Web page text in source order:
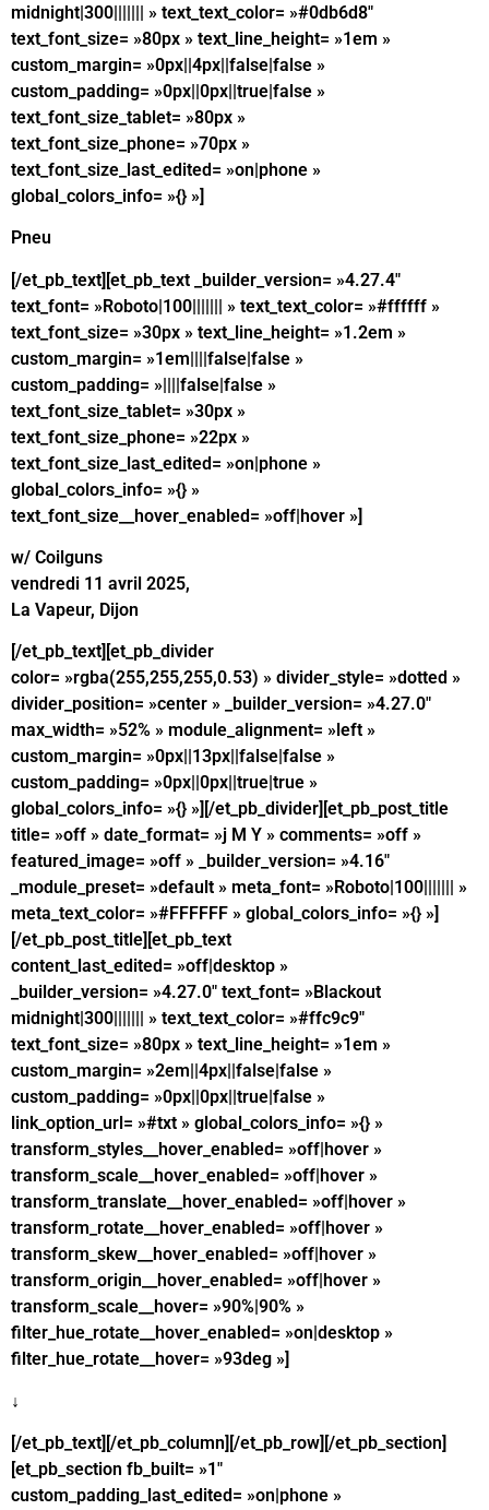
midnight|300||||||| » text_text_color= »#0db6d8″
text_font_size= »80px » text_line_height= »1em »
custom_margin= »0px||4px||false|false »
custom_padding= »0px||0px||true|false »
text_font_size_tablet= »80px »
text_font_size_phone= »70px »
text_font_size_last_edited= »on|phone »
global_colors_info= »{} »]
Pneu
[/et_pb_text][et_pb_text _builder_version= »4.27.4″
text_font= »Roboto|100||||||| » text_text_color= »#ffffff »
text_font_size= »30px » text_line_height= »1.2em »
custom_margin= »1em||||false|false »
custom_padding= »||||false|false »
text_font_size_tablet= »30px »
text_font_size_phone= »22px »
text_font_size_last_edited= »on|phone »
global_colors_info= »{} »
text_font_size__hover_enabled= »off|hover »]
w/ Coilguns
vendredi 11 avril 2025,
La Vapeur, Dijon
[/et_pb_text][et_pb_divider
color= »rgba(255,255,255,0.53) » divider_style= »dotted »
divider_position= »center » _builder_version= »4.27.0″
max_width= »52% » module_alignment= »left »
custom_margin= »0px||13px||false|false »
custom_padding= »0px||0px||true|true »
global_colors_info= »{} »][/et_pb_divider][et_pb_post_title
title= »off » date_format= »j M Y » comments= »off »
featured_image= »off » _builder_version= »4.16″
_module_preset= »default » meta_font= »Roboto|100||||||| »
meta_text_color= »#FFFFFF » global_colors_info= »{} »]
[/et_pb_post_title][et_pb_text
content_last_edited= »off|desktop »
_builder_version= »4.27.0″ text_font= »Blackout
midnight|300||||||| » text_text_color= »#ffc9c9″
text_font_size= »80px » text_line_height= »1em »
custom_margin= »2em||4px||false|false »
custom_padding= »0px||0px||true|false »
link_option_url= »#txt » global_colors_info= »{} »
transform_styles__hover_enabled= »off|hover »
transform_scale__hover_enabled= »off|hover »
transform_translate__hover_enabled= »off|hover »
transform_rotate__hover_enabled= »off|hover »
transform_skew__hover_enabled= »off|hover »
transform_origin__hover_enabled= »off|hover »
transform_scale__hover= »90%|90% »
filter_hue_rotate__hover_enabled= »on|desktop »
filter_hue_rotate__hover= »93deg »]
↓
[/et_pb_text][/et_pb_column][/et_pb_row][/et_pb_section]
[et_pb_section fb_built= »1″
custom_padding_last_edited= »on|phone »